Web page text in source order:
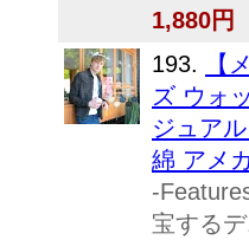
1,880円
193.
【
ズ ウォ
ジュア
綿 アメ
-
宝する